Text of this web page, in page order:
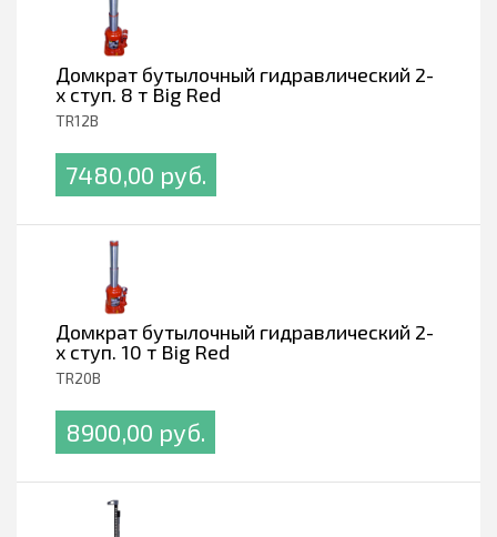
Домкрат бутылочный гидравлический 2-
х ступ. 8 т Big Red
TR12B
7480,00 pуб.
Домкрат бутылочный гидравлический 2-
х ступ. 10 т Big Red
TR20B
8900,00 pуб.